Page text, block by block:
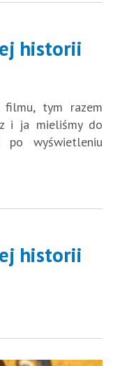
historii
tym razem
i ja mieliśmy do
wyświetleniu
historii